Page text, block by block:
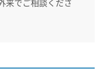
来でご相談くださ